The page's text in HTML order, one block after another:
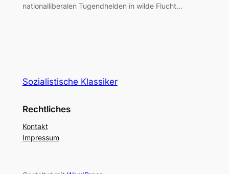
nationalliberalen Tugendhelden in wilde Flucht…
Sozialistische Klassiker
Rechtliches
Kontakt
Impressum